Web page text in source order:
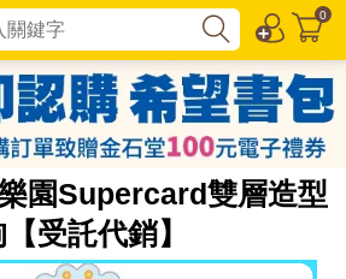
0
園Supercard雙層造型
受託代銷】